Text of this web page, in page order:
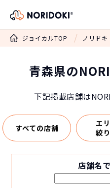
ジョイカルTOP ノリドキ
青森県の
下記掲載店舗は
すべての店舗
エ
絞
店舗名